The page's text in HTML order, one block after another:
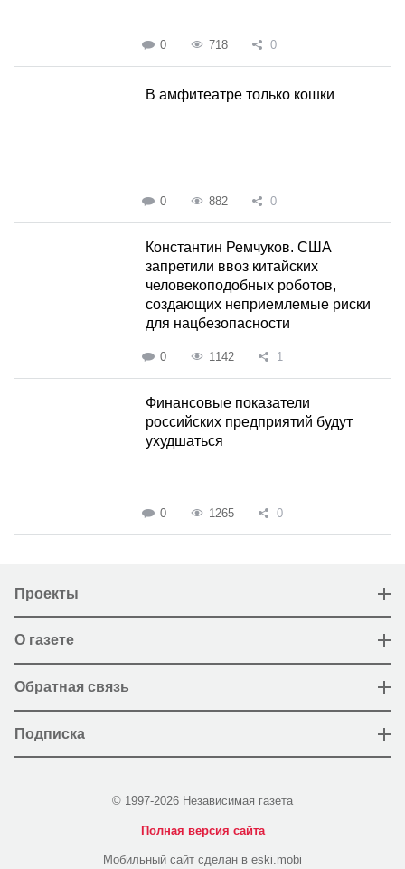
0 718 0
В амфитеатре только кошки
0 882 0
Константин Ремчуков. США
запретили ввоз китайских
человекоподобных роботов,
создающих неприемлемые риски
для нацбезопасности
0 1142 1
Финансовые показатели
российских предприятий будут
ухудшаться
0 1265 0
Проекты
О газете
Обратная связь
Подписка
© 1997-2026 Независимая газета
Полная версия сайта
Мобильный сайт сделан в eski.mobi